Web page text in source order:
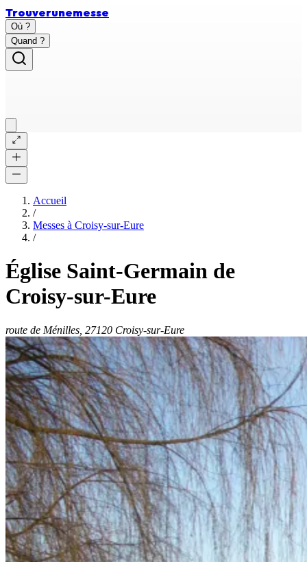
Trouverunemesse
Où ?
Quand ?
Accueil
/
Messes à Croisy-sur-Eure
/
Église Saint-Germain de
Croisy-sur-Eure
route de Ménilles, 27120 Croisy-sur-Eure